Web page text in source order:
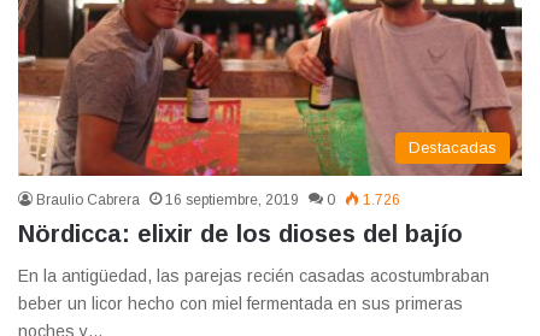
Destacadas
Braulio Cabrera 16 septiembre, 2019 0 1.726
Nördicca: elixir de los dioses del bajío
En la antigüedad, las parejas recién casadas acostumbraban
beber un licor hecho con miel fermentada en sus primeras
noches y…